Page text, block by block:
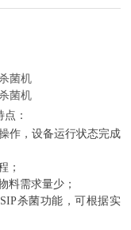
：
作，设备运行状态完成
；
料需求量少；
SIP杀菌功能，可根据实